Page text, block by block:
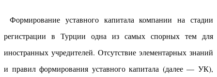
Формирование уставного капитала компании на стадии
регистрации в Турции одна из самых спорных тем для
иностранных учредителей. Отсутствие элементарных знаний
и правил формирования уставного капитала (далее — УК),